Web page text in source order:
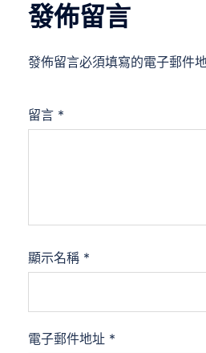
發佈留言
發佈留言必須填寫的電子郵件
留言 *
顯示名稱 *
電子郵件地址 *